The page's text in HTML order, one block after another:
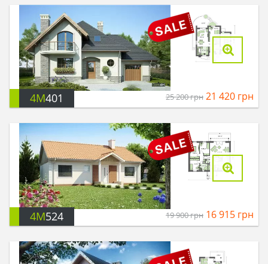
4M401 25 200грн 21 420 грн
4M524 19 900грн 16 915 грн